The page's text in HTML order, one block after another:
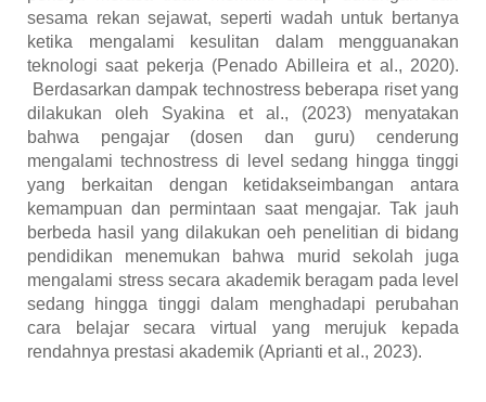
sesama rekan sejawat, seperti wadah untuk bertanya
ketika mengalami kesulitan dalam mengguanakan
tekno ogi saat pekerja (Penado Abilleira et al., 2020).
Berdasarkan dampak technostress beberapa riset yang
dilakukan oleh Syakina et al., (2023) menyatakan
bahwa pengajar (dosen dan guru) cenderung
mengalami technostress di level sedang hingga tinggi
yang berkaitan dengan ketidakseimbangan antara
kemampuan dan permintaan saat mengajar. Tak jauh
berbeda hasil yang dilakukan oeh penelitian di bidang
pendidikan menemukan bahwa murid sekolah juga
mengalami stress secara akademik beragam pada level
sedang hingga tinggi dalam menghadapi perubahan
cara belajar secara virtual yang merujuk kepada
rendahnya prestasi akademik (Aprianti et al., 2023).